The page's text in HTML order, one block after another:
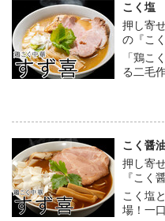
こく塩
押し寄
の『こ
「鶏こ
る二毛
回は、
して登
上がり
と動物
んでも
の旨さ
べても
宅麺で
こく醤
押し寄
『こく
こく塩
場！一